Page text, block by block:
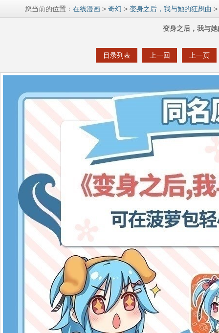
您当前的位置：在线漫画 >奇幻 >变身之后，我与她的狂想曲 >
变身之后，我与
目录列表 上一回 上一页